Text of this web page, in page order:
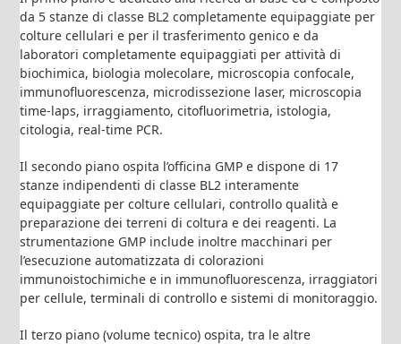
da 5 stanze di classe BL2 completamente equipaggiate per
colture cellulari e per il trasferimento genico e da
laboratori completamente equipaggiati per attività di
biochimica, biologia molecolare, microscopia confocale,
immunofluorescenza, microdissezione laser, microscopia
time-laps, irraggiamento, citofluorimetria, istologia,
citologia, real-time PCR.
Il secondo piano ospita l’officina GMP e dispone di 17
stanze indipendenti di classe BL2 interamente
equipaggiate per colture cellulari, controllo qualità e
preparazione dei terreni di coltura e dei reagenti. La
strumentazione GMP include inoltre macchinari per
l’esecuzione automatizzata di colorazioni
immunoistochimiche e in immunofluorescenza, irraggiatori
per cellule, terminali di controllo e sistemi di monitoraggio.
Il terzo piano (volume tecnico) ospita, tra le altre